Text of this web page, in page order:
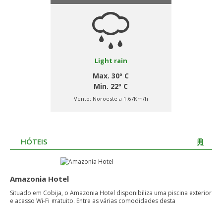
Light rain
Max. 30º C
Min. 22º C
Vento: Noroeste a 1.67Km/h
HÓTEIS
Amazonia Hotel
Situado em Cobija, o Amazonia Hotel disponibiliza uma piscina exterior
e acesso Wi-Fi gratuito. Entre as várias comodidades desta